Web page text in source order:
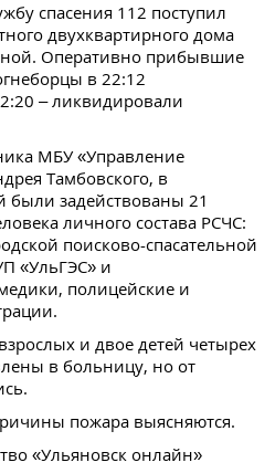
спасения 112 поступил
двухквартирного дома
Оперативно прибывшие
в 22:12
– ликвидировали
МБУ «Управление
Тамбовского, в
были задействованы 21
личного состава РСЧС:
поисково-спасательной
«УльГЭС» и
полицейские и
и двое детей четырех
в больницу, но от
пожара выясняются.
«Ульяновск онлайн»